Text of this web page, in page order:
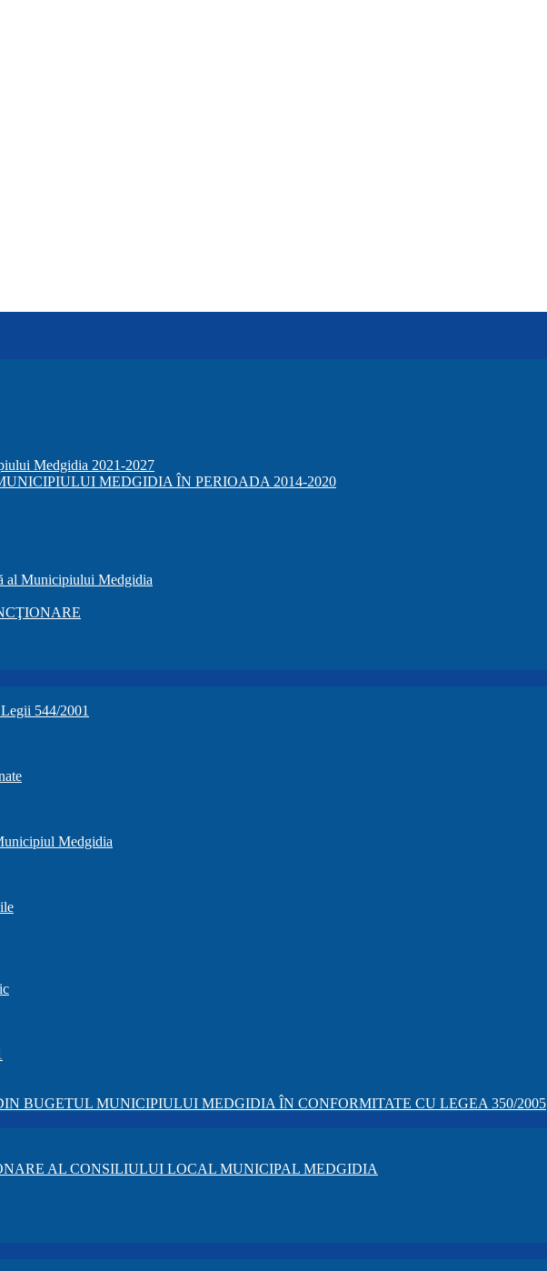
Medgidia 2021-2027
MEDGIDIA ÎN PERIOADA 2014-2020
al Municipiului Medgidia
544/2001
Medgidia
BUGETUL MUNICIPIULUI MEDGIDIA ÎN CONFORMITATE CU LEGEA 350/2005
AL CONSILIULUI LOCAL MUNICIPAL MEDGIDIA